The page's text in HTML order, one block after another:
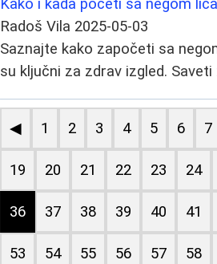
Kako i kada početi sa negom
Radoš Vila 2025-05-03
Saznajte kako započeti sa
su ključni za zdrav izgled.
◀ 1 2 3 4 5 6 7
19 20 21 22 23 24
36 37 38 39 40 41
53 54 55 56 57 58